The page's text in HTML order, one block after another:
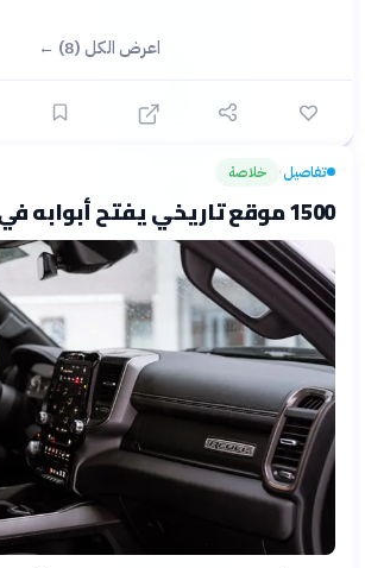
اعرض الكل (8) ←
تفاصيل› خلاصة
1500 موقع تاريخي يفتح أبوابه في أسبوع الفن